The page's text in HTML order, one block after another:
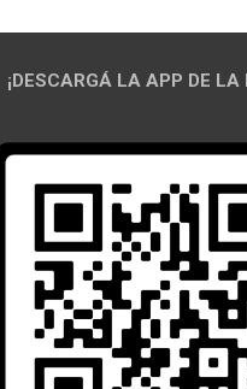
¡DESCARGÁ LA APP DE LA